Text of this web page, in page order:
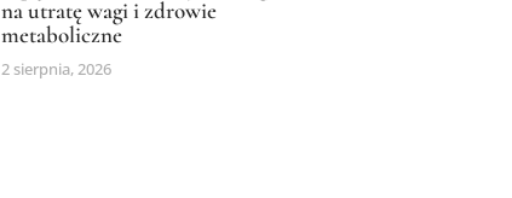
na utratę wagi i zdrowie
metaboliczne
2 sierpnia, 2026